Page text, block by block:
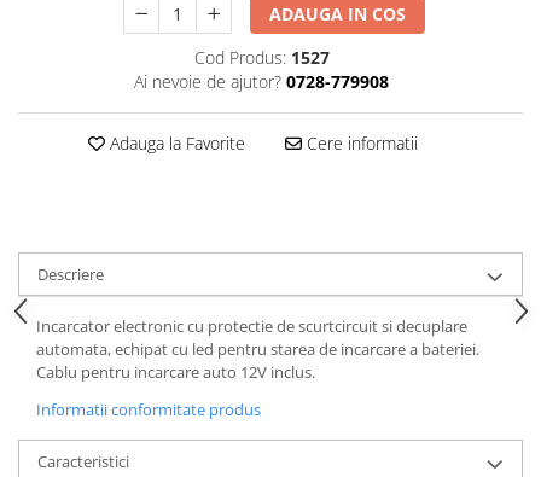
Scule electrice
Produse de bucatarie kjøk
Accesorii kjøk
Cutite kjøk
Pachete Promo
Incarcatoare & acumulatori
E14
ADAUGA IN COS
Cod Produs: 1527
Ai nevoie de ajutor? 0728-779908
Adauga la Favorite Cere informatii
Descriere
Incarcator electronic cu protectie de scurtcircuit si decuplare
automata, echipat cu led pentru starea de incarcare a bateriei.
Cablu pentru incarcare auto 12V inclus.
Informatii conformitate produs
Caracteristici